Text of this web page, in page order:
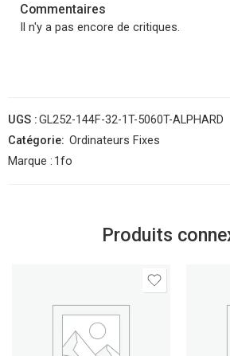
Commentaires
Il n'y a pas encore de critiques.
UGS :GL252-144F-32-1T-5060T-ALPHARD
Catégorie: Ordinateurs Fixes
Marque : 1fo
Produits